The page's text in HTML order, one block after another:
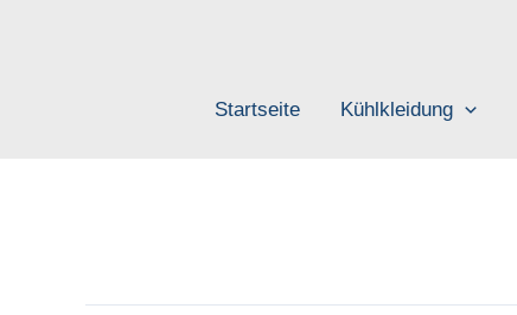
Startseite
Kühlkleidung